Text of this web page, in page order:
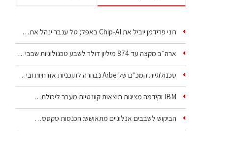
רוני פרידמן יוביל את Chip‑AI באפל; טל ענבר ינהל את…
ארה״ב מקצה עד 874 מיליון דולר לשבע טכנולוגיות שבבים…
טכנולוגיית המכ״ם של Arbe נבחרה לתוכניות אזרחיות וביטחוניות
IBM וקידמה מציגות תוצאות קוונטיות מעבר ליכולת…
הביקוש לשבבים אנלוגיים מתאושש: הכנסות טקסס…